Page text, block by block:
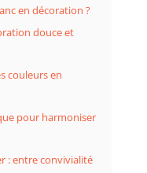
en décoration ?
douce et
couleurs en
pour harmoniser
: entre convivialité